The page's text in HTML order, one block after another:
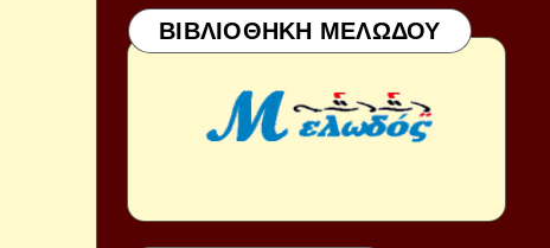
ΒΙΒΛΙΟΘΗΚΗ ΜΕΛΩΔΟΥ